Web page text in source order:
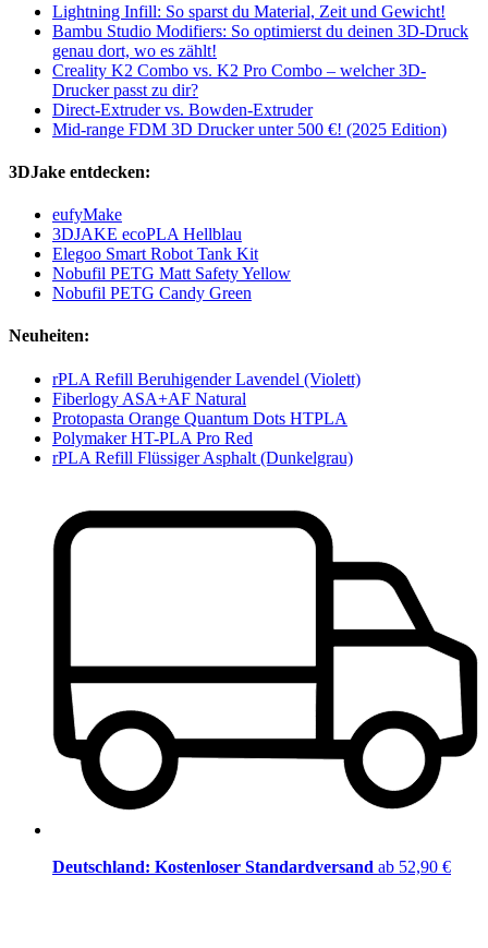
Lightning Infill: So sparst du Material, Zeit und Gewicht!
Bambu Studio Modifiers: So optimierst du deinen 3D-Druck
genau dort, wo es zählt!
Creality K2 Combo vs. K2 Pro Combo – welcher 3D-
Drucker passt zu dir?
Direct-Extruder vs. Bowden-Extruder
Mid-range FDM 3D Drucker unter 500 €! (2025 Edition)
3DJake entdecken:
eufyMake
3DJAKE ecoPLA Hellblau
Elegoo Smart Robot Tank Kit
Nobufil PETG Matt Safety Yellow
Nobufil PETG Candy Green
Neuheiten:
rPLA Refill Beruhigender Lavendel (Violett)
Fiberlogy ASA+AF Natural
Protopasta Orange Quantum Dots HTPLA
Polymaker HT-PLA Pro Red
rPLA Refill Flüssiger Asphalt (Dunkelgrau)
Deutschland: Kostenloser Standardversand ab 52,90 €